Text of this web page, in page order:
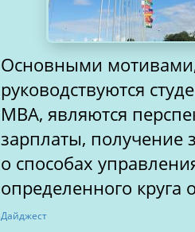
Основными
руководствуются
МВА, являются
зарплаты, получение
о способах
определенного круга
Дайджест